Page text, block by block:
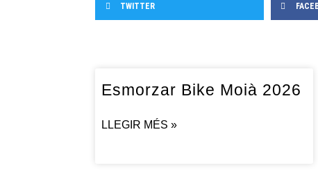
TWITTER
Esmorzar Bike Moià 2026
LLEGIR MÉS »